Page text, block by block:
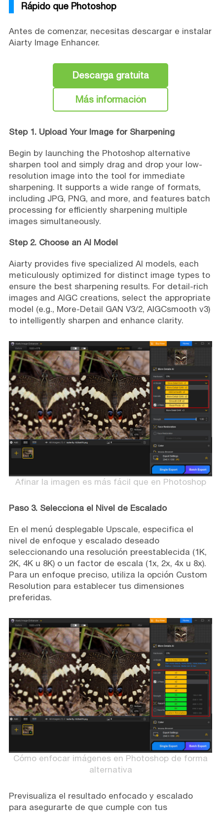
Rápido que Photoshop
Antes de comenzar, necesitas descargar e instalar
Aiarty Image Enhancer.
Descarga gratuita
Más información
Step 1. Upload Your Image for Sharpening
Begin by launching the Photoshop alternative
sharpen tool and simply drag and drop your low-
resolution image into the tool for immediate
sharpening. It supports a wide range of formats,
including JPG, PNG, and more, and features batch
processing for efficiently sharpening multiple
images simultaneously.
Step 2. Choose an AI Model
Aiarty provides five specialized AI models, each
meticulously optimized for distinct image types to
ensure the best sharpening results. For detail-rich
images and AIGC creations, select the appropriate
model (e.g., More-Detail GAN V3/2, AIGCsmooth v3)
to intelligently sharpen and enhance clarity.
Afinar la imagen es más fácil que en Photoshop
Paso 3. Selecciona el Nivel de Escalado
En el menú desplegable Upscale, especifica el
nivel de enfoque y escalado deseado
seleccionando una resolución preestablecida (1K,
2K, 4K u 8K) o un factor de escala (1x, 2x, 4x u 8x).
Para un enfoque preciso, utiliza la opción Custom
Resolution para establecer tus dimensiones
preferidas.
Cómo enfocar imágenes en Photoshop de forma
alternativa
Previsualiza el resultado enfocado y escalado
para asegurarte de que cumple con tus